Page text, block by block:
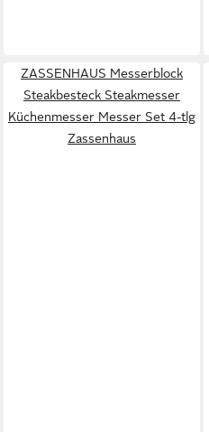
ZASSENHAUS Messerblock
Steakbesteck Steakmesser
Küchenmesser Messer Set 4-tlg
Zassenhaus